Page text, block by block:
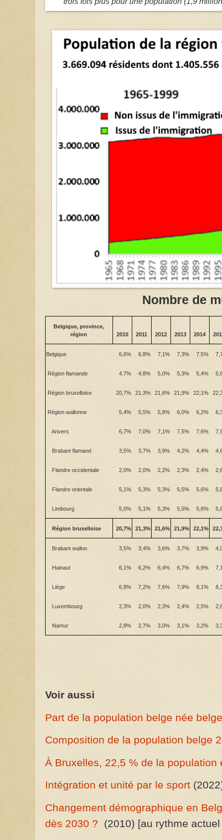
Nombre de
Belgique, province,
région
2010 2011 2012 2013 2014
Belgique 6,6% 6,8% 7,1% 7,3% 7,5%
Région flamande 4,7% 4,8% 5,0% 5,3% 5,4%
Région bruxelloise 20,7% 21,3% 21,6% 21,9% 22,1%
Région wallonne 5,4% 5,5% 5,8% 6,0% 6,2%
Anvers 6,7% 7,0% 7,1% 7,5% 7,6%
Brabant flamand 3,5% 3,7% 3,9% 4,2% 4,4%
Flandre occidentale 2,0% 2,0% 2,2% 2,3% 2,4%
Flandre orientale 5,1% 5,3% 5,3% 5,5% 5,6%
Limbourg 5,0% 5,1% 5,3% 5,5% 5,6%
Région bruxelloise 20,7% 21,3% 21,6% 21,9% 22,1%
Brabant wallon 3,5% 3,4% 3,6% 3,7% 3,9%
Hainaut 6,1% 6,2% 6,4% 6,7% 6,9%
Liège 6,9% 7,2% 7,6% 7,9% 8,1%
Luxembourg 2,3% 2,0% 2,3% 2,4% 2,5%
Namur 2,8% 2,7% 3,0% 3,1% 3,2%
Voir aussi
Part de la population belge née
Composition de la population belge
À Bruxelles, 22,5 % de la population
Intégration et unité par le sport
Changement démographique en
dès 2030 ? (2010) [au rythme